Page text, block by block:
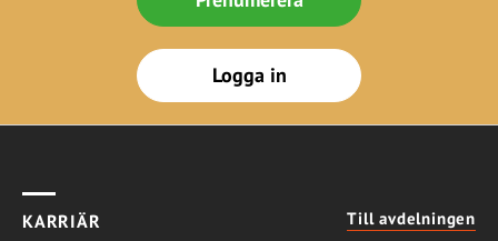
Logga in
KARRIÄR Till avdelningen